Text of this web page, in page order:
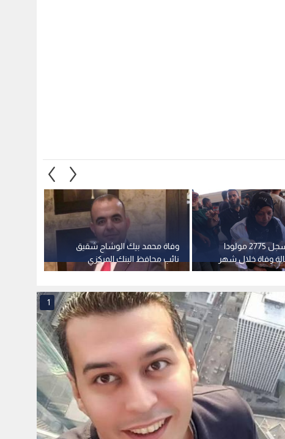
وفاة محمد بيك الوشاح شقيق
نائب محافظ البنك المركزي
قطاع غزة يسجل 2775 مولودا
و193 حالة وفاة خلال شهر
1